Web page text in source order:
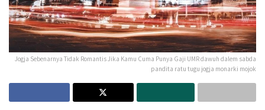
Jogja Sebenarnya Tidak Romantis Jika Kamu Cuma Punya Gaji UMR dawuh dalem sabda
pandita ratu tugu jogja monarki mojok